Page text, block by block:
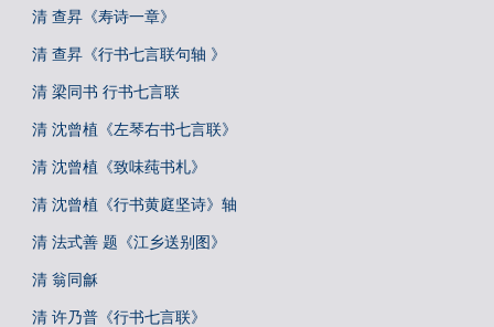
清 查昇《寿诗一章》
清 查昇《行书七言联句轴 》
清 梁同书 行书七言联
清 沈曾植《左琴右书七言联》
清 沈曾植《致味莼书札》
清 沈曾植《行书黄庭坚诗》轴
清 法式善 题《江乡送别图》
清 翁同龢
清 许乃普《行书七言联》